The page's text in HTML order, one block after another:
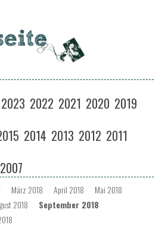
Zum
springen
2023 2022 2021 2020 2019
2014 2013 2012 2011
2007
März 2018 April 2018
Mai 2018
2018
September 2018